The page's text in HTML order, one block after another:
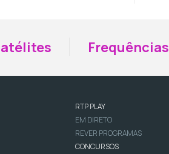
Frequências
RTP PLAY
EM DIRETO
REVER PROGRAMAS
CONCURSOS